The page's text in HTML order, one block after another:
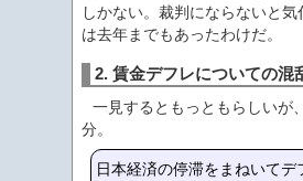
しかない。裁判にならないと
は去年までもあったわけだ。
2. 賃金デフレについての混
一見するともっともらしいが
分。
日本経済の停滞をまねいて